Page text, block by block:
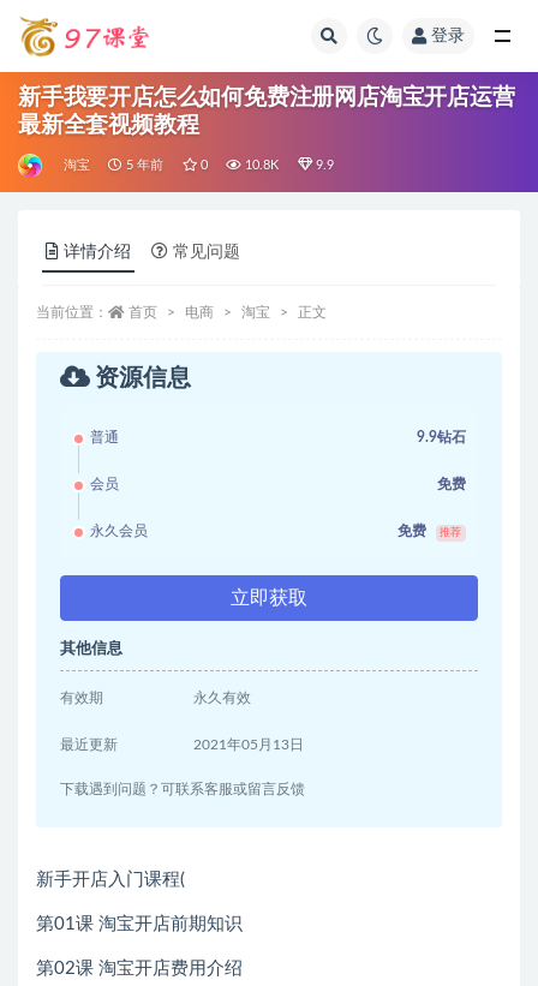
登录
新手我要开店怎么如何免费注册网店淘宝开店运营
最新全套视频教程
淘宝 5 年前 0 10.8K 9.9
详情介绍 常见问题
当前位置： 首页 电商 淘宝 正文
资源信息
普通 9.9钻石
会员 免费
永久会员 免费 推荐
立即获取
其他信息
有效期 永久有效
最近更新 2021年05月13日
下载遇到问题？可联系客服或留言反馈
新手开店入门课程(
第01课 淘宝开店前期知识
第02课 淘宝开店费用介绍